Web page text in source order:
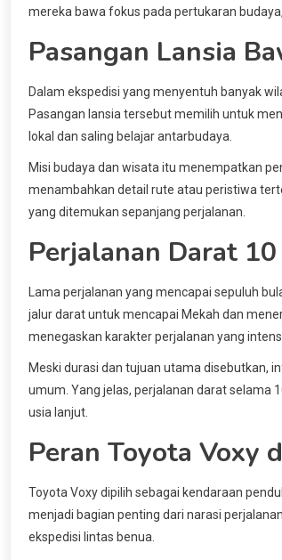
mereka bawa fokus pada pertukaran
Pasangan Lansia
Dalam ekspedisi yang menyentuh banyak
Pasangan lansia tersebut memilih untuk
lokal dan saling belajar antarbudaya.
Misi budaya dan wisata itu menempatkan
menambahkan detail rute atau peristiwa
yang ditemukan sepanjang perjalanan.
Perjalanan Darat
Lama perjalanan yang mencapai sepuluh
jalur darat untuk mencapai Mekah dan
menegaskan karakter perjalanan yang
Meski durasi dan tujuan utama disebutkan,
umum. Yang jelas, perjalanan darat selama
usia lanjut.
Peran Toyota Voxy
Toyota Voxy dipilih sebagai kendaraan
menjadi bagian penting dari narasi
ekspedisi lintas benua.